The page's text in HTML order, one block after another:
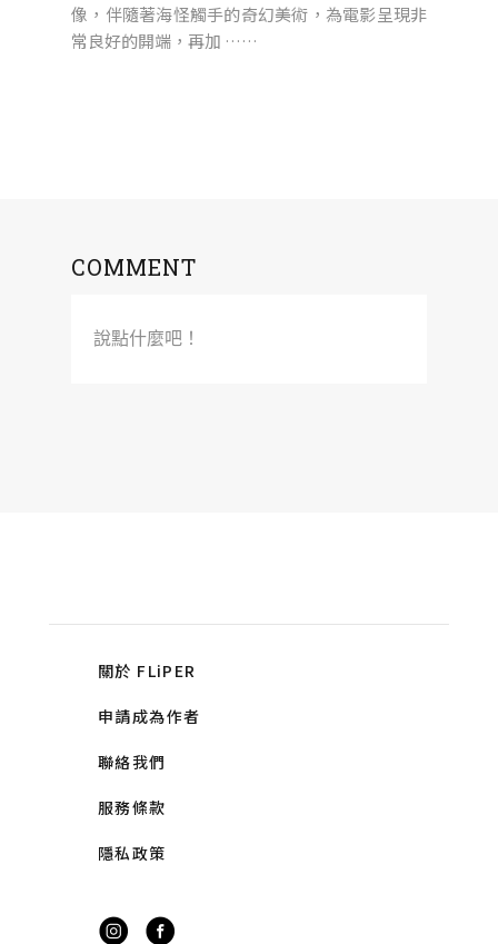
像，伴隨著海怪觸手的奇幻美術，為電影呈現非
常良好的開端，再加 ……
COMMENT
說點什麼吧！
關於 FLiPER
申請成為作者
聯絡我們
服務條款
隱私政策